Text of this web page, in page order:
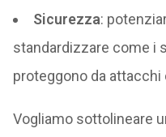
Sicurezza:
standardizzare come i
proteggono da
Vogliamo sottolineare